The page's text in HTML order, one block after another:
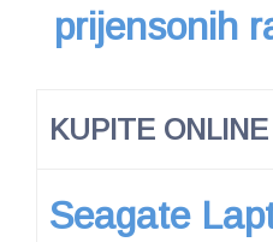
prijensonih
KUPITE ONLINE
Seagate